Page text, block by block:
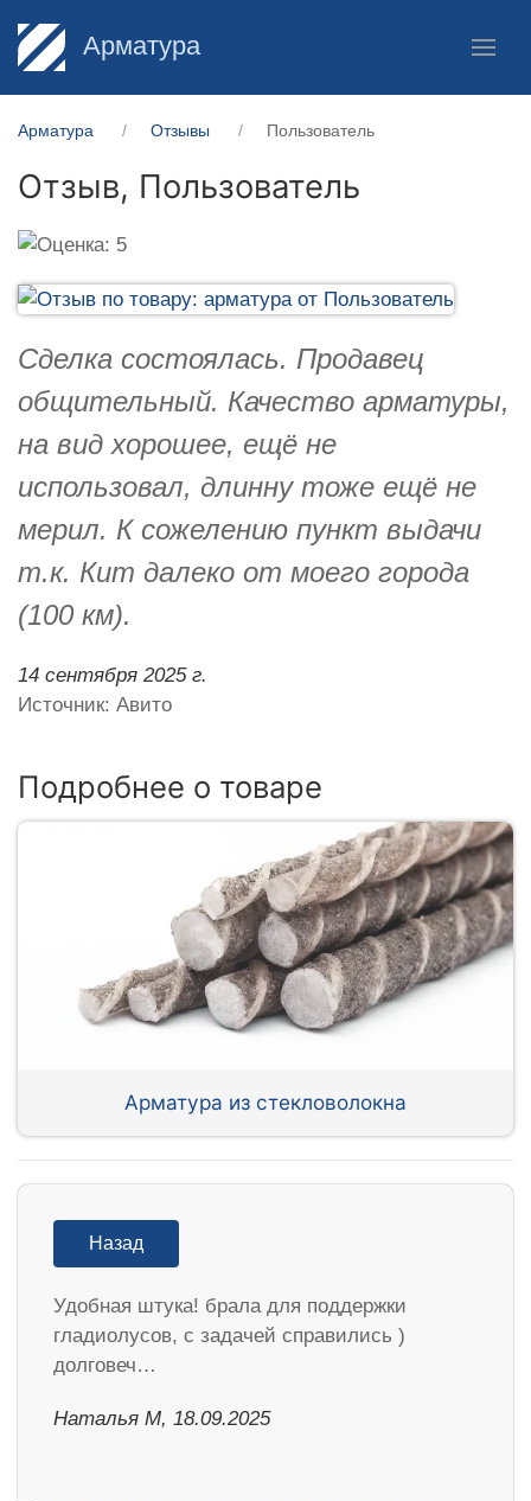
Арматура
Арматура Отзывы Пользователь
Отзыв, Пользователь
Сделка состоялась. Продавец
общительный. Качество арматуры,
на вид хорошее, ещё не
использовал, длинну тоже ещё не
мерил. К сожелению пункт выдачи
т.к. Кит далеко от моего города
(100 км).
14 сентября 2025 г.
Источник: Авито
Подробнее о товаре
Арматура из стекловолокна
Назад
Удобная штука! брала для поддержки
гладиолусов, с задачей справились )
долговеч…
Наталья М, 18.09.2025